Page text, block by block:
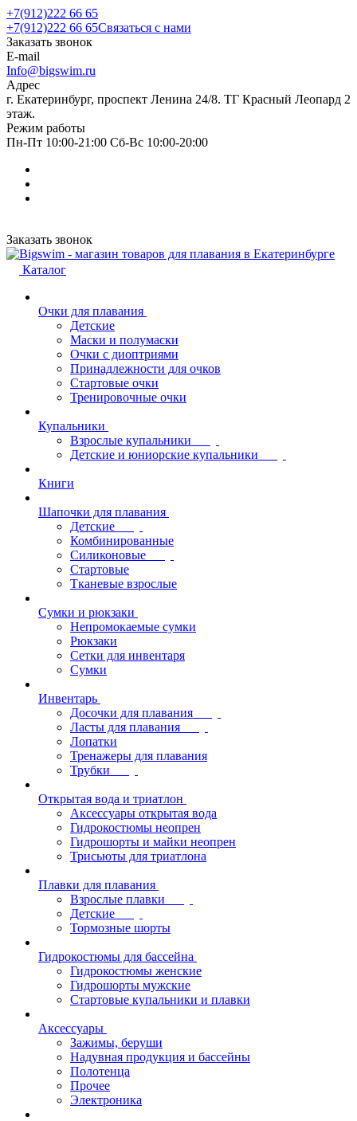
+7(912)222 66 65
+7(912)222 66 65Связаться с нами
Заказать звонок
E-mail
Info@bigswim.ru
Адрес
г. Екатеринбург, проспект Ленина 24/8. ТГ Красный Леопард 2
этаж.
Режим работы
Пн-Пт 10:00-21:00 Сб-Вс 10:00-20:00
Заказать звонок
Каталог
Очки для плавания
Детские
Маски и полумаски
Очки с диоптриями
Принадлежности для очков
Стартовые очки
Тренировочные очки
Купальники
Взрослые купальники
Детские и юниорские купальники
Книги
Шапочки для плавания
Детские
Комбинированные
Силиконовые
Стартовые
Тканевые взрослые
Сумки и рюкзаки
Непромокаемые сумки
Рюкзаки
Сетки для инвентаря
Сумки
Инвентарь
Досочки для плавания
Ласты для плавания
Лопатки
Тренажеры для плавания
Трубки
Открытая вода и триатлон
Аксессуары открытая вода
Гидрокостюмы неопрен
Гидрошорты и майки неопрен
Трисьюты для триатлона
Плавки для плавания
Взрослые плавки
Детские
Тормозные шорты
Гидрокостюмы для бассейна
Гидрокостюмы женские
Гидрошорты мужские
Стартовые купальники и плавки
Аксессуары
Зажимы, беруши
Надувная продукция и бассейны
Полотенца
Прочее
Электроника